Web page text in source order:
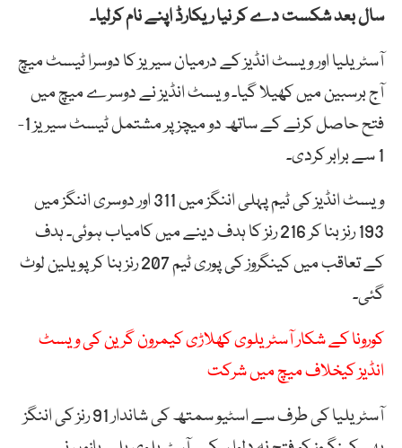
سال بعد شکست دے کر نیا ریکارڈ اپنے نام کرلیا۔
آسٹریلیا اور ویسٹ انڈیز کے درمیان سیریز کا دوسرا ٹیسٹ میچ
آج برسبین میں کھیلا گیا۔ ویسٹ انڈیز نے دوسرے میچ میں
فتح حاصل کرنے کے ساتھ دو میچز پر مشتمل ٹیسٹ سیریز 1-
1 سے برابر کردی۔
ویسٹ انڈیز کی ٹیم پہلی اننگز میں 311 اور دوسری اننگز میں
193 رنز بنا کر 216 رنز کا ہدف دینے میں کامیاب ہوئی۔ ہدف
کے تعاقب میں کینگروز کی پوری ٹیم 207 رنز بنا کر پویلین لوٹ
گئی۔
کورونا کے شکار آسٹریلوی کھلاڑی کیمرون گرین کی ویسٹ
انڈیز کیخلاف میچ میں شرکت
آسٹریلیا کی طرف سے اسٹیو سمتھ کی شاندار 91 رنز کی اننگز